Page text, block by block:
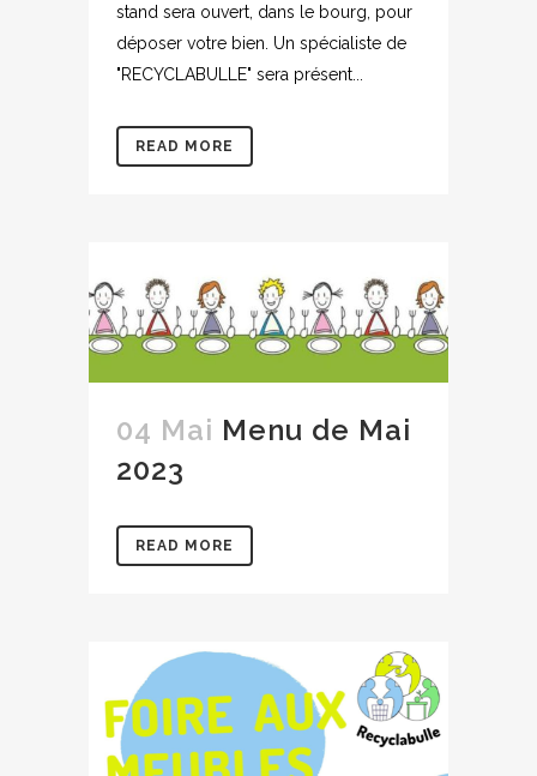
stand sera ouvert, dans le bourg, pour
déposer votre bien. Un spécialiste de
"RECYCLABULLE" sera présent...
READ MORE
04 Mai Menu de Mai
2023
READ MORE